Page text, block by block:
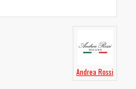
Andrea Rossi